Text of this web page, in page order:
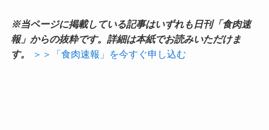
※当ページに掲載している記事はいずれも日刊「食肉速
報」からの抜粋です。詳細は本紙でお読みいただけま
す。
＞＞「食肉速報」を今すぐ申し込む